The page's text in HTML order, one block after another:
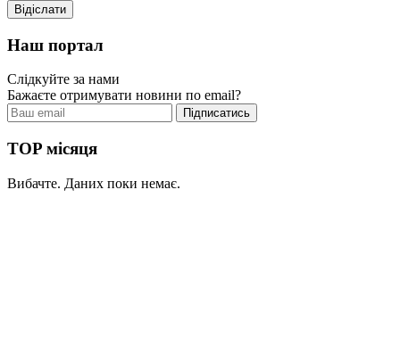
Наш портал
Слідкуйте за нами
Бажаєте отримувати новини по email?
TOP місяця
Вибачте. Даних поки немає.